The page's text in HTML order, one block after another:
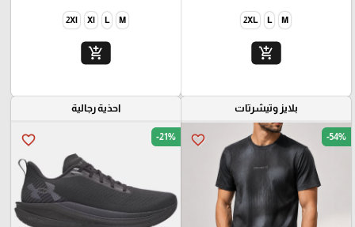
M
L
2XL
add_shopping_cart
M
L
Xl
2Xl
add_shopping_cart
بلايز وتيشرتات
favorite_border -54%
احذية رجالية
favorite_border -21%